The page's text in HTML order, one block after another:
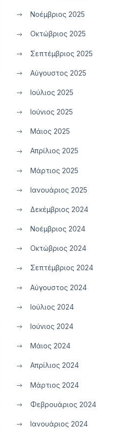
Νοέμβριος 2025
Οκτώβριος 2025
Σεπτέμβριος 2025
Αύγουστος 2025
Ιούλιος 2025
Ιούνιος 2025
Μάιος 2025
Απρίλιος 2025
Μάρτιος 2025
Ιανουάριος 2025
Δεκέμβριος 2024
Νοέμβριος 2024
Οκτώβριος 2024
Σεπτέμβριος 2024
Αύγουστος 2024
Ιούλιος 2024
Ιούνιος 2024
Μάιος 2024
Απρίλιος 2024
Μάρτιος 2024
Φεβρουάριος 2024
Ιανουάριος 2024